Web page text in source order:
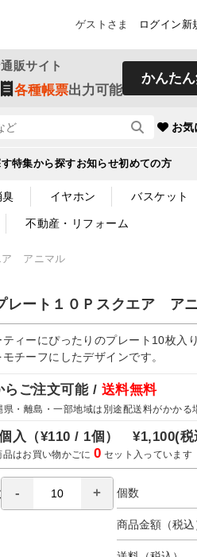
ゲストさま ログイン 新
販サイト
各種帳票出力可能
かんた
お気
特集から探すお知らせ初めての方
臭 イヤホン バスケット
不動産・リフォーム
ア アニマル
レート１０Ｐスクエア ア
ィーにぴったりのプレート10枚入
チーフにしたデザインです。
らご注文可能 / 送料無料
・離島・一部地域は別途配送料がかかる
入（¥110 / 1個）¥1,100(税
品はお買い物かごに0 セット入っています
個数
商品金額（税込